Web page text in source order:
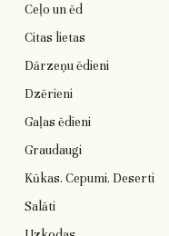
Ceļo un ēd
Citas lietas
Dārzeņu ēdieni
Dzērieni
Gaļas ēdieni
Graudaugi
Kūkas. Cepumi. Deserti
Salāti